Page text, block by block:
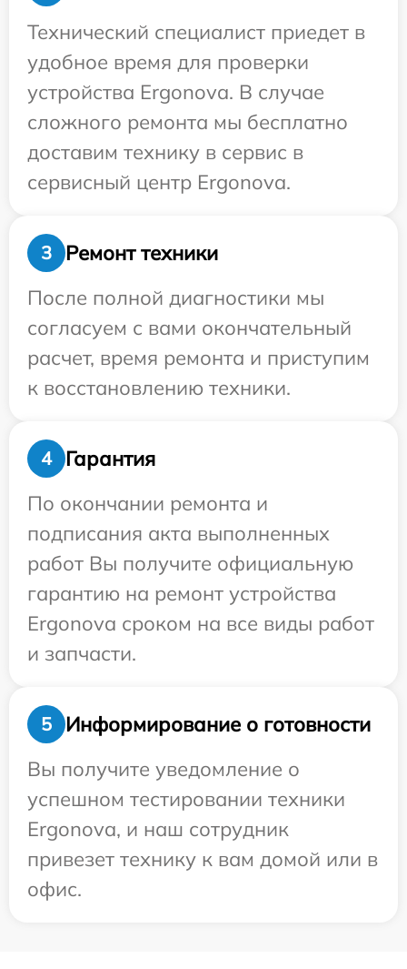
Технический специалист приедет в
удобное время для проверки
устройства Ergonova. В случае
сложного ремонта мы бесплатно
доставим технику в сервис в
сервисный центр Ergonova.
3
Ремонт техники
После полной диагностики мы
согласуем с вами окончательный
расчет, время ремонта и приступим
к восстановлению техники.
4
Гарантия
По окончании ремонта и
подписания акта выполненных
работ Вы получите официальную
гарантию на ремонт устройства
Ergonova сроком на все виды работ
и запчасти.
5
Информирование о готовности
Вы получите уведомление о
успешном тестировании техники
Ergonova, и наш сотрудник
привезет технику к вам домой или в
офис.